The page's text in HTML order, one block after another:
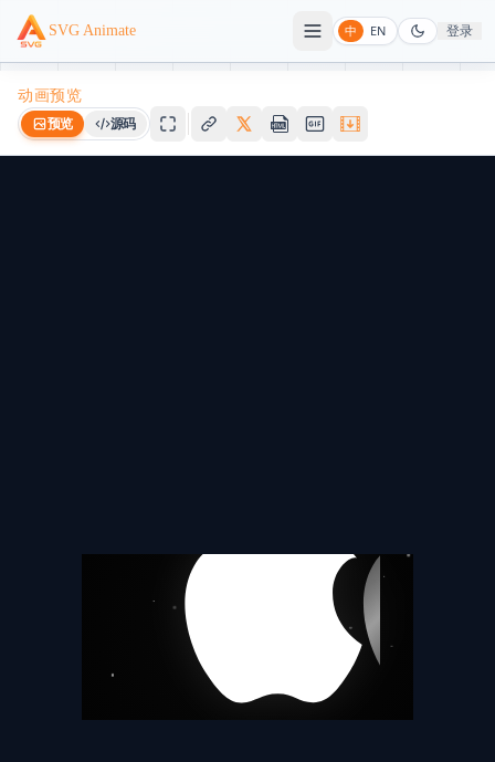
SVG Animate 中 EN 登录
动画预览
预览 源码